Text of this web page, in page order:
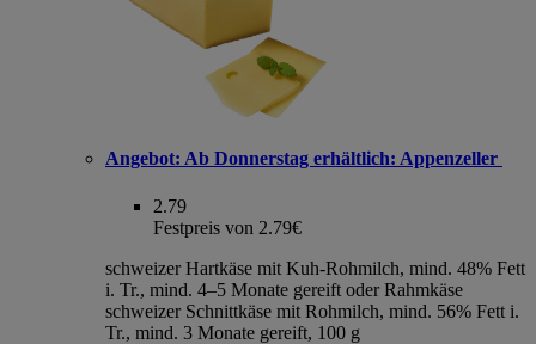
Angebot: Ab Donnerstag erhältlich: Appenzeller
2.79
Festpreis von 2.79€
schweizer Hartkäse mit Kuh-Rohmilch, mind. 48% Fett
i. Tr., mind. 4–5 Monate gereift oder Rahmkäse
schweizer Schnittkäse mit Rohmilch, mind. 56% Fett i.
Tr., mind. 3 Monate gereift, 100 g